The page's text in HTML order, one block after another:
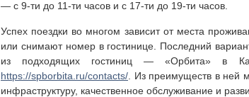
— с 9-ти до 11-ти часов и с 17-ти до 19-ти часов.
Успех поездки во многом зависит от места
или снимают номер в гостинице. Последний
из подходящих гостиниц — «Орбита» в
https://spborbita.ru/contacts/ . Из преимуществ в ней
инфраструктуру, качественное обслуживание и